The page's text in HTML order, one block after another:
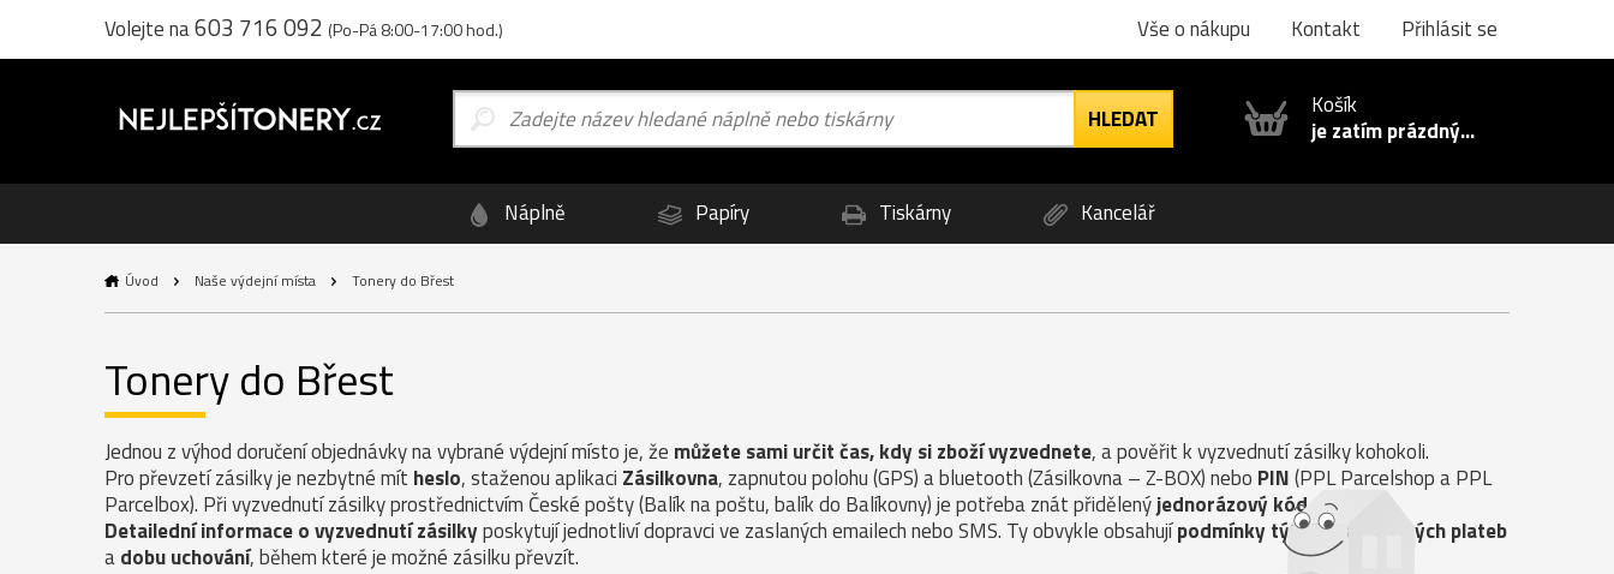
Volejte na603 716 092 (Po-Pá 8:00-17:00 hod.) Vše o nákupu Kontakt Přihlásit se
Košík
je zatím prázdný...
Náplně Papíry Tiskárny Kancelář
Úvod Naše výdejní místa Tonery do Břest
Tonery do Břest
Jednou z výhod doručení objednávky na vybrané výdejní místo je, že můžete sami určit čas, kdy si zboží vyzvednete, a pověřit k vyzvednutí zásilky kohokoli.
Pro převzetí zásilky je nezbytné mít heslo, staženou aplikaci Zásilkovna, zapnutou polohu (GPS) a bluetooth (Zásilkovna – Z-BOX) nebo PIN(PPL Parcelshop a PPL
Parcelbox). Při vyzvednutí zásilky prostřednictvím České pošty (Balík na poštu, balík do Balíkovny) je potřeba znát přidělenýjednorázový kód
Detailední informace o vyzvednutí zásilkyposkytují jednotliví dopravci ve zaslaných emailech nebo SMS. Ty obvykle obsahujípodmínky týkající se možných plateb
adobu uchování, během které je možné zásilku převzít.